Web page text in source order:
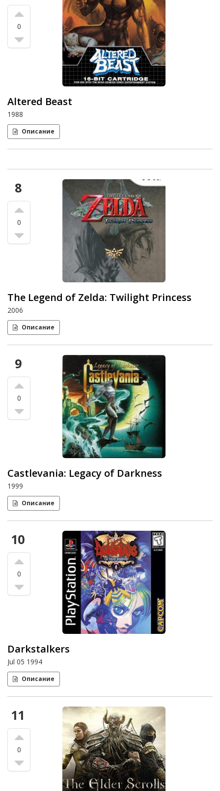
0
Altered Beast
1988
Описание
8
0
The Legend of Zelda: Twilight Princess
2006
Описание
9
0
Castlevania: Legacy of Darkness
1999
Описание
10
0
Darkstalkers
Jul 05 1994
Описание
11
0